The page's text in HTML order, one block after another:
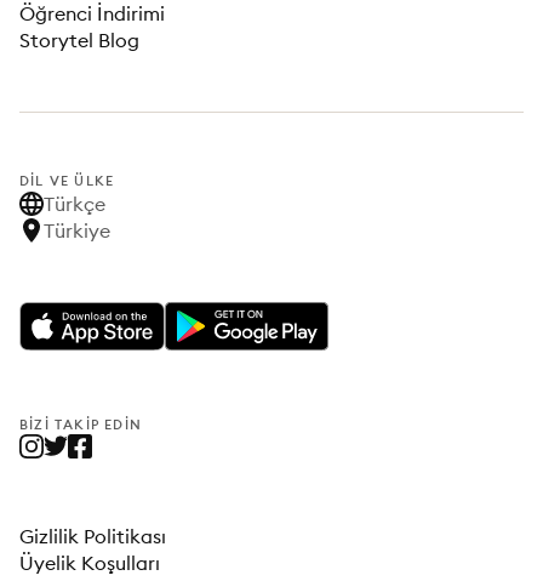
Öğrenci İndirimi
Storytel Blog
DIL VE ÜLKE
Türkçe
Türkiye
BIZI TAKIP EDIN
Gizlilik Politikası
Üyelik Koşulları